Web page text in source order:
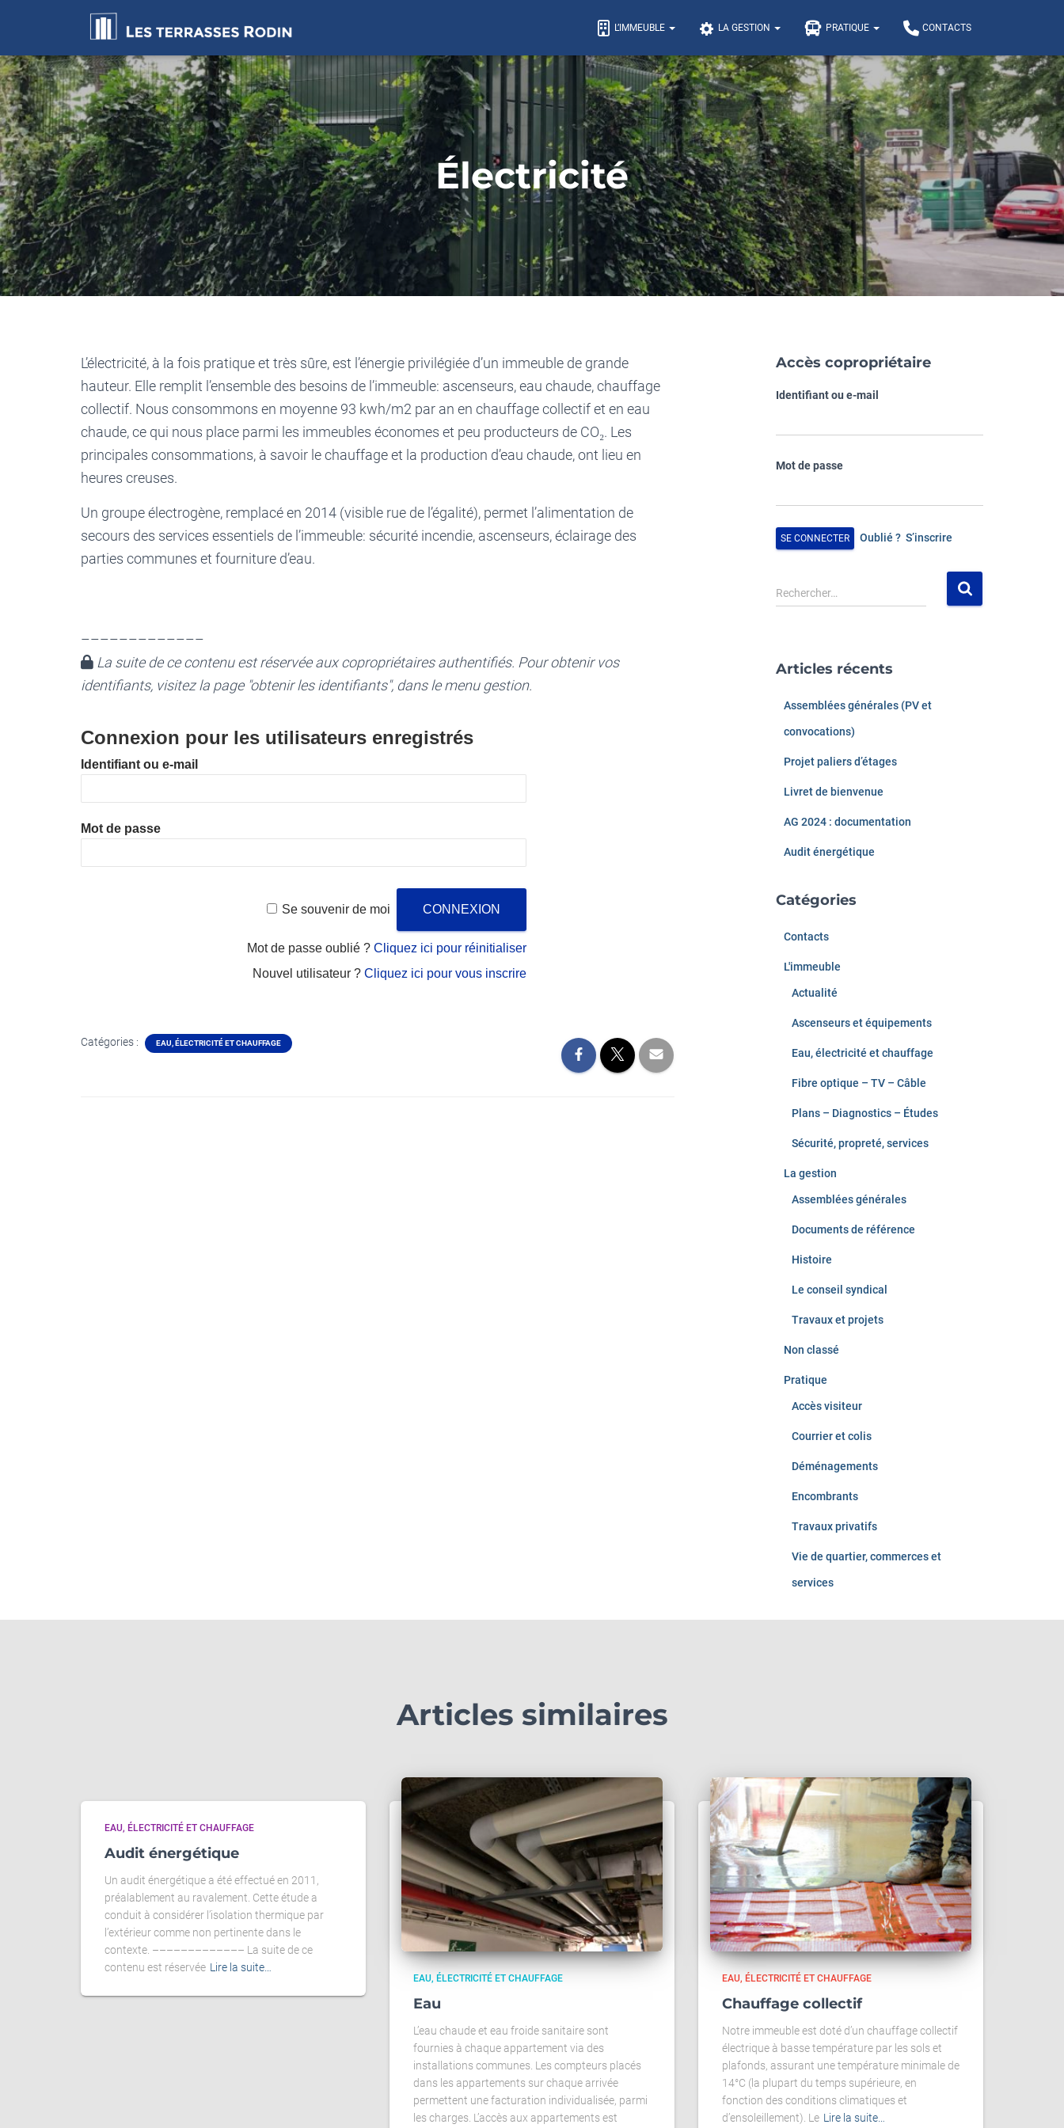
L’IMMEUBLE LA GESTION PRATIQUE CONTACTS
Électricité
L’électricité, à la fois pratique et très sûre, est l’énergie privilégiée d’un immeuble de grande
hauteur. Elle remplit l’ensemble des besoins de l’immeuble: ascenseurs, eau chaude, chauffage
collectif. Nous consommons en moyenne 93 kwh/m2 par an en chauffage collectif et en eau
chaude, ce qui nous place parmi les immeubles économes et peu producteurs de CO₂. Les
principales consommations, à savoir le chauffage et la production d’eau chaude, ont lieu en
heures creuses.
Un groupe électrogène, remplacé en 2014 (visible rue de l’égalité), permet l’alimentation de
secours des services essentiels de l’immeuble: sécurité incendie, ascenseurs, éclairage des
parties communes et fourniture d’eau.
–––––––––––––
La suite de ce contenu est réservée aux copropriétaires authentifiés. Pour obtenir vos
identifiants, visitez la page "obtenir les identifiants", dans le menu gestion.
Connexion pour les utilisateurs enregistrés
Identifiant ou e-mail
Mot de passe
Se souvenir de moi
Mot de passe oublié ? Cliquez ici pour réinitialiser
Nouvel utilisateur ? Cliquez ici pour vous inscrire
Catégories : EAU, ÉLECTRICITÉ ET CHAUFFAGE
Accès copropriétaire
Identifiant ou e-mail
Mot de passe
Oublié ? S’inscrire
R
e
r
Rechercher…
Articles récents
Assemblées générales (PV et
convocations)
Projet paliers d’étages
Livret de bienvenue
AG 2024 : documentation
Audit énergétique
Catégories
Contacts
L'immeuble
Actualité
Ascenseurs et équipements
Eau, électricité et chauffage
Fibre optique – TV – Câble
Plans – Diagnostics – Études
Sécurité, propreté, services
La gestion
Assemblées générales
Documents de référence
Histoire
Le conseil syndical
Travaux et projets
Non classé
Pratique
Accès visiteur
Courrier et colis
Déménagements
Encombrants
Travaux privatifs
Vie de quartier, commerces et
services
Articles similaires
EAU, ÉLECTRICITÉ ET CHAUFFAGE
Audit énergétique
Un audit énergétique a été effectué en 2011,
préalablement au ravalement. Cette étude a
conduit à considérer l’isolation thermique par
l’extérieur comme non pertinente dans le
contexte. ––––––––––––– La suite de ce
contenu est réservée Lire la suite…
EAU, ÉLECTRICITÉ ET CHAUFFAGE
Eau
L’eau chaude et eau froide sanitaire sont
fournies à chaque appartement via des
installations communes. Les compteurs placés
dans les appartements sur chaque arrivée
permettent une facturation individualisée, parmi
les charges. L’accès aux appartements est
EAU, ÉLECTRICITÉ ET CHAUFFAGE
Chauffage collectif
Notre immeuble est doté d’un chauffage collectif
électrique à basse température par les sols et
plafonds, assurant une température minimale de
14°C (la plupart du temps supérieure, en
fonction des conditions climatiques et
d’ensoleillement). Le Lire la suite…